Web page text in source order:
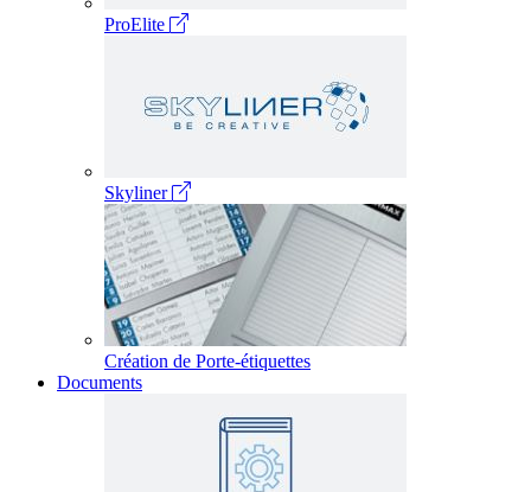
ProElite
Skyliner
Création de Porte-étiquettes
Documents